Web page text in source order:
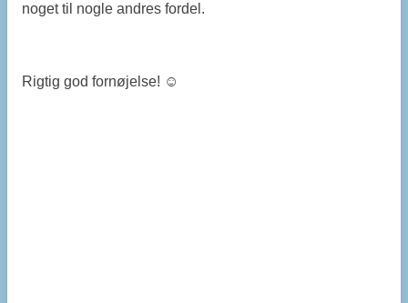
noget til nogle andres fordel.
Rigtig god fornøjelse! ☺️